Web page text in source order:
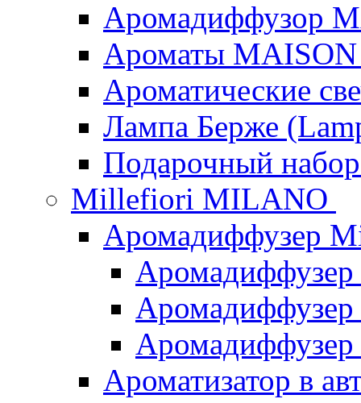
Аромадиффузор
Ароматы
Ароматические
Лампа Берже
Подарочный
Millefiori MILANO
Аромадиффузер
Ароматизатор в